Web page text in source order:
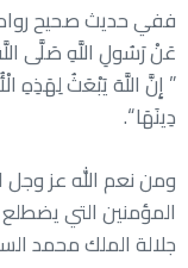
ففي حديث صحيح رواه
عَنْ رَسُولِ اللَّهِ صَلَّى
” إِنَّ اللَّهَ يَبْعَثُ لِهَذِهِ
دِينَهَا “.
ومن نعم الله عز وجل
المؤمنين التي
جلالة الملك محمد